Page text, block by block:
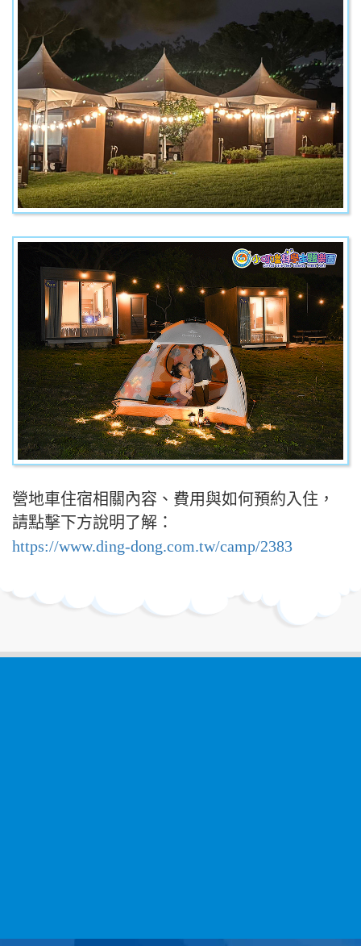
營地車住宿相關內容、費用與如何預約入住，
請點擊下方說明了解：
https://www.ding-dong.com.tw/camp/2383